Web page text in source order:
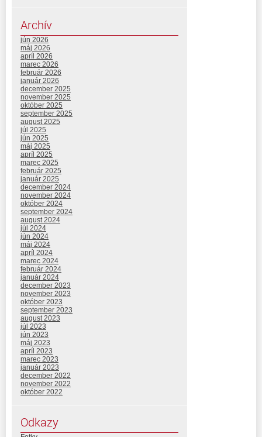
Archív
jún 2026
máj 2026
apríl 2026
marec 2026
február 2026
január 2026
december 2025
november 2025
október 2025
september 2025
august 2025
júl 2025
jún 2025
máj 2025
apríl 2025
marec 2025
február 2025
január 2025
december 2024
november 2024
október 2024
september 2024
august 2024
júl 2024
jún 2024
máj 2024
apríl 2024
marec 2024
február 2024
január 2024
december 2023
november 2023
október 2023
september 2023
august 2023
júl 2023
jún 2023
máj 2023
apríl 2023
marec 2023
január 2023
december 2022
november 2022
október 2022
Odkazy